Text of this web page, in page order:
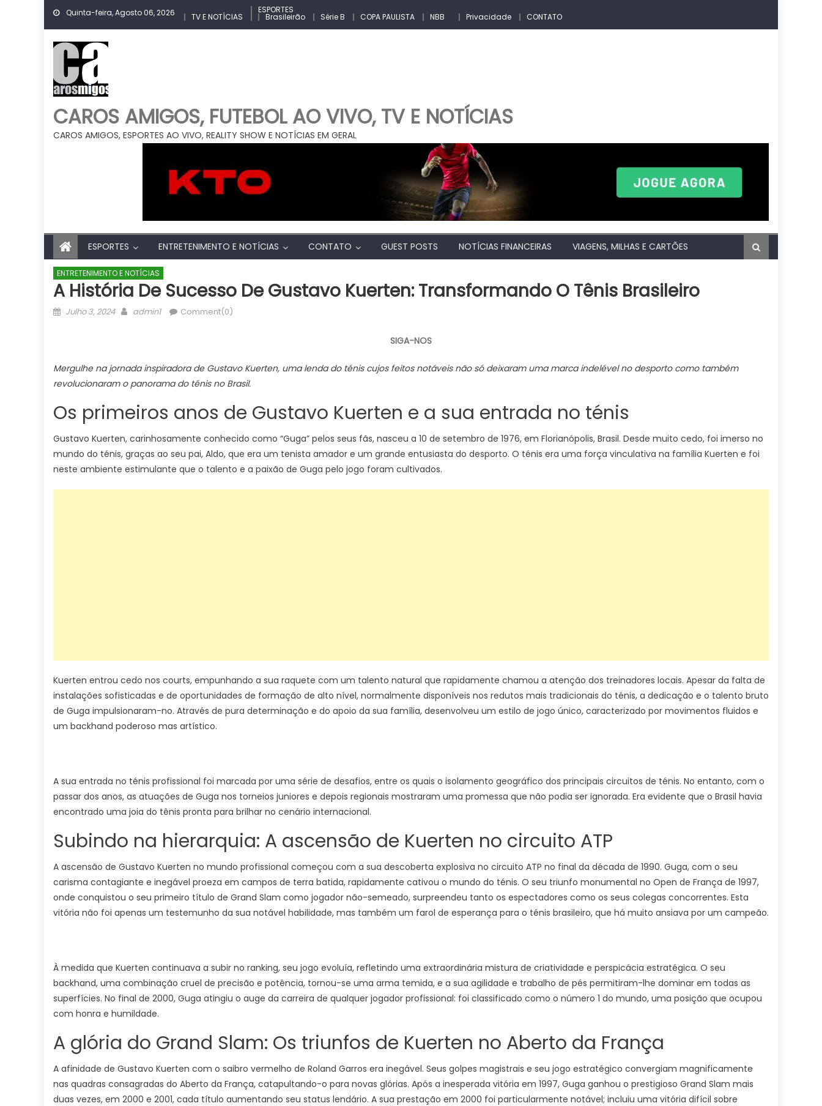
Skip
Quinta-feira, Agosto 06, 2026 TV E NOTÍCIAS
ESPORTES
Brasileirão Série B COPA PAULISTA NBB Privacidade CONTATO
CAROS AMIGOS, FUTEBOL AO VIVO, TV E NOTÍCIAS
CAROS AMIGOS, ESPORTES AO VIVO, REALITY SHOW E NOTÍCIAS EM GERAL
ESPORTES ENTRETENIMENTO E NOTÍCIAS CONTATO GUEST POSTS NOTÍCIAS FINANCEIRAS VIAGENS, MILHAS E CARTÕES
ENTRETENIMENTO E NOTÍCIAS
A História De Sucesso De Gustavo Kuerten: Transformando O Tênis Brasileiro
Posted
Julho 3, 2024 Author
admin1 Comment(0)
SIGA-NOS
Mergulhe na jornada inspiradora de Gustavo Kuerten, uma lenda do ténis cujos feitos notáveis não só deixaram uma marca indelével no desporto como também
revolucionaram o panorama do ténis no Brasil.
Os primeiros anos de Gustavo Kuerten e a sua entrada no ténis
Gustavo Kuerten, carinhosamente conhecido como “Guga” pelos seus fãs, nasceu a 10 de setembro de 1976, em Florianópolis, Brasil. Desde muito cedo, foi imerso no
mundo do ténis, graças ao seu pai, Aldo, que era um tenista amador e um grande entusiasta do desporto. O ténis era uma força vinculativa na família Kuerten e foi
neste ambiente estimulante que o talento e a paixão de Guga pelo jogo foram cultivados.
Kuerten entrou cedo nos courts, empunhando a sua raquete com um talento natural que rapidamente chamou a atenção dos treinadores locais. Apesar da falta de
instalações sofisticadas e de oportunidades de formação de alto nível, normalmente disponíveis nos redutos mais tradicionais do ténis, a dedicação e o talento bruto
de Guga impulsionaram-no. Através de pura determinação e do apoio da sua família, desenvolveu um estilo de jogo único, caracterizado por movimentos fluidos e
um backhand poderoso mas artístico.
A sua entrada no ténis profissional foi marcada por uma série de desafios, entre os quais o isolamento geográfico dos principais circuitos de ténis. No entanto, com o
passar dos anos, as atuações de Guga nos torneios juniores e depois regionais mostraram uma promessa que não podia ser ignorada. Era evidente que o Brasil havia
encontrado uma joia do tênis pronta para brilhar no cenário internacional.
Subindo na hierarquia: A ascensão de Kuerten no circuito ATP
A ascensão de Gustavo Kuerten no mundo profissional começou com a sua descoberta explosiva no circuito ATP no final da década de 1990. Guga, com o seu
carisma contagiante e inegável proeza em campos de terra batida, rapidamente cativou o mundo do ténis. O seu triunfo monumental no Open de França de 1997,
onde conquistou o seu primeiro título de Grand Slam como jogador não-semeado, surpreendeu tanto os espectadores como os seus colegas concorrentes. Esta
vitória não foi apenas um testemunho da sua notável habilidade, mas também um farol de esperança para o ténis brasileiro, que há muito ansiava por um campeão.
À medida que Kuerten continuava a subir no ranking, seu jogo evoluía, refletindo uma extraordinária mistura de criatividade e perspicácia estratégica. O seu
backhand, uma combinação cruel de precisão e potência, tornou-se uma arma temida, e a sua agilidade e trabalho de pés permitiram-lhe dominar em todas as
superfícies. No final de 2000, Guga atingiu o auge da carreira de qualquer jogador profissional: foi classificado como o número 1 do mundo, uma posição que ocupou
com honra e humildade.
A glória do Grand Slam: Os triunfos de Kuerten no Aberto da França
A afinidade de Gustavo Kuerten com o saibro vermelho de Roland Garros era inegável. Seus golpes magistrais e seu jogo estratégico convergiam magnificamente
nas quadras consagradas do Aberto da França, catapultando-o para novas glórias. Após a inesperada vitória em 1997, Guga ganhou o prestigioso Grand Slam mais
duas vezes, em 2000 e 2001, cada título aumentando seu status lendário. A sua prestação em 2000 foi particularmente notável; incluiu uma vitória difícil sobre